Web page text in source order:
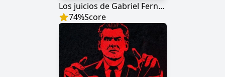
Los juicios de Gabriel Fernández
74%Score